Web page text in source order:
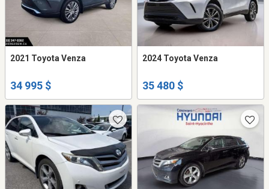
2021 Toyota Venza
34 995 $
2024 Toyota Venza
35 480 $